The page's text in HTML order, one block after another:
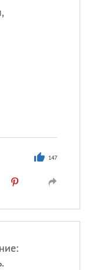
147